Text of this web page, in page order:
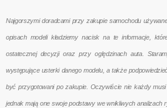
Najgorszymi doradcami przy zakupie samochodu
opisach modeli kładziemy nacisk na te informacje,
ostatecznej decyzji oraz przy oględzinach auta.
występujące usterki danego modelu, a także
być przygotowani po zakupie. Oczywiście nie każdy
jednak mają one swoje podstawy we wnikliwych analizach